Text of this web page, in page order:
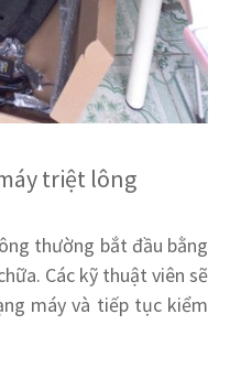
triệt lông
thường bắt đầu bằng
Các kỹ thuật viên sẽ
máy và tiếp tục kiểm